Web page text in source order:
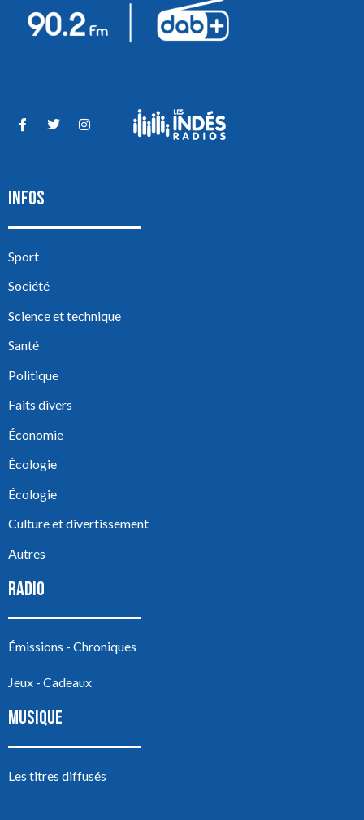
INFOS
Sport
Société
Science et technique
Santé
Politique
Faits divers
Économie
Écologie
Écologie
Culture et divertissement
Autres
RADIO
Émissions - Chroniques
Jeux - Cadeaux
MUSIQUE
Les titres diffusés